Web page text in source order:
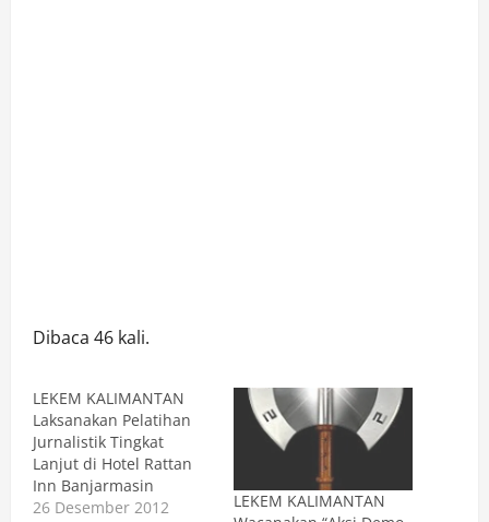
Dibaca 46 kali.
LEKEM KALIMANTAN
Laksanakan Pelatihan
Jurnalistik Tingkat
Lanjut di Hotel Rattan
Inn Banjarmasin
26 Desember 2012
LEKEM KALIMANTAN